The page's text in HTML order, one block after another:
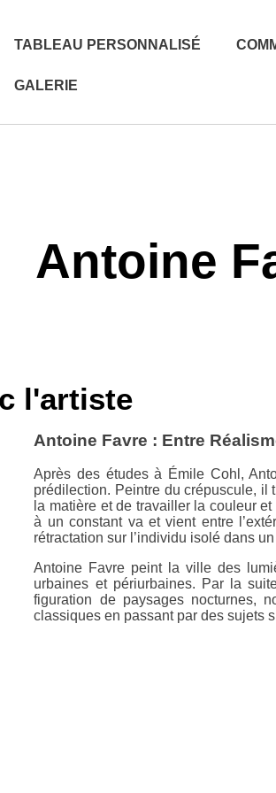
TABLEAU PERSONNALISÉ
GALERIE
Antoine
Antoine Favre : Entre
Après des études à Émile Cohl,
prédilection. Peintre du crépuscule, il
la matière et de travailler la couleur
à un constant va et vient entre
rétractation sur l’individu isolé dans
Antoine Favre peint la ville des
urbaines et périurbaines. Par la
figuration de paysages nocturnes,
classiques en passant par des sujets
l'artiste